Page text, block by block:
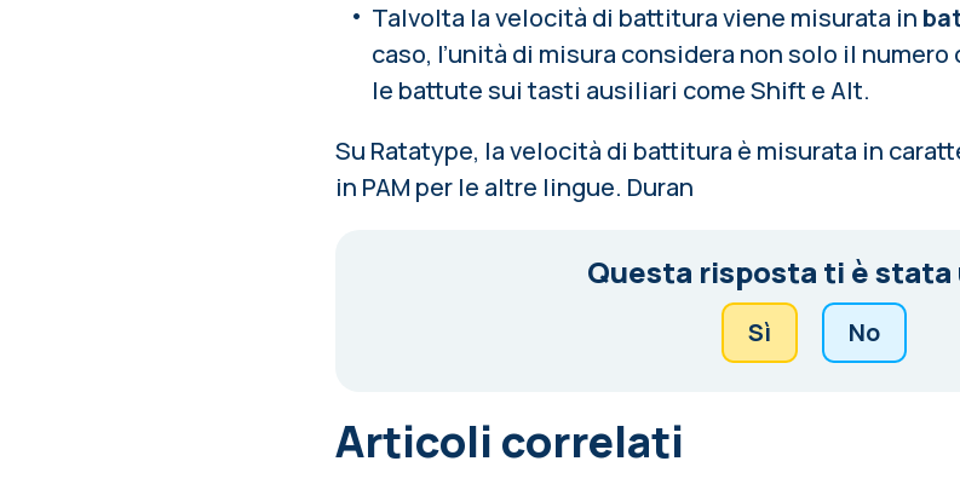
Talvolta la velocità di battitura viene misurata in
caso, l’unità di misura considera non solo il
le battute sui tasti ausiliari come Shift e Alt.
Su Ratatype, la velocità di battitura è misurata in
in PAM per le altre lingue. Duran
Questa risposta ti è
Sì No
Articoli correlati